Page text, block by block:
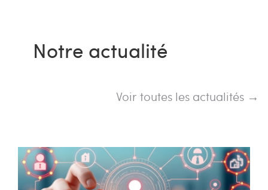
Notre actualité
Voir toutes les actualités →